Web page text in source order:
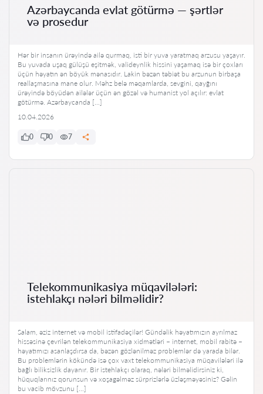
Azərbaycanda evlat götürmə — şərtlər
və prosedur
Hər bir insanın ürəyində ailə qurmaq, isti bir yuva yaratmaq arzusu yaşayır.
Bu yuvada uşaq gülüşü eşitmək, valideynlik hissini yaşamaq isə bir çoxları
üçün həyatın ən böyük mənasıdır. Lakin bəzən təbiət bu arzunun birbaşa
reallaşmasına mane olur. Məhz belə məqamlarda, sevgini, qayğını
ürəyində böyüdən ailələr üçün ən gözəl və humanist yol açılır: evlat
götürmə. Azərbaycanda […]
10.04.2026
0 0 7
Telekommunikasiya müqavilələri:
istehlakçı nələri bilməlidir?
Salam, əziz internet və mobil istifadəçilər! Gündəlik həyatımızın ayrılmaz
hissəsinə çevrilən telekommunikasiya xidmətləri – internet, mobil rabitə –
həyatımızı asanlaşdırsa da, bəzən gözlənilməz problemlər də yarada bilər.
Bu problemlərin kökündə isə çox vaxt telekommunikasiya müqavilələri ilə
bağlı biliksizlik dayanır. Bir istehlakçı olaraq, nələri bilməlidirsiniz ki,
hüquqlarınız qorunsun və xoşagəlməz sürprizlərlə üzləşməyəsiniz? Gəlin
bu vacib mövzunu […]